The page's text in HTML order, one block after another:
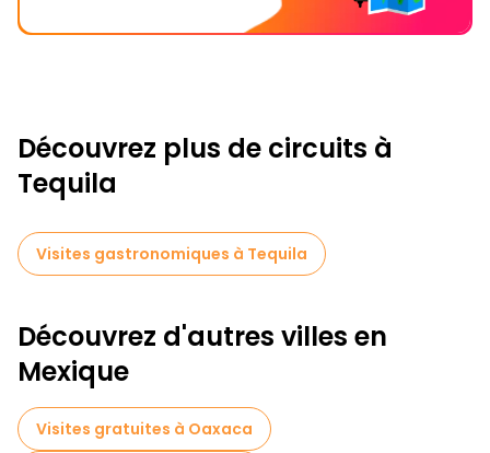
Découvrez plus de circuits à
Tequila
Visites gastronomiques à Tequila
Découvrez d'autres villes en
Mexique
Visites gratuites à Oaxaca